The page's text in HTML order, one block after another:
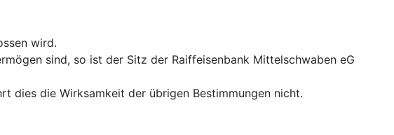
wird.
sind, so ist der Sitz der Raiffeisenbank Mittelschwaben eG
dies die Wirksamkeit der übrigen Bestimmungen nicht.